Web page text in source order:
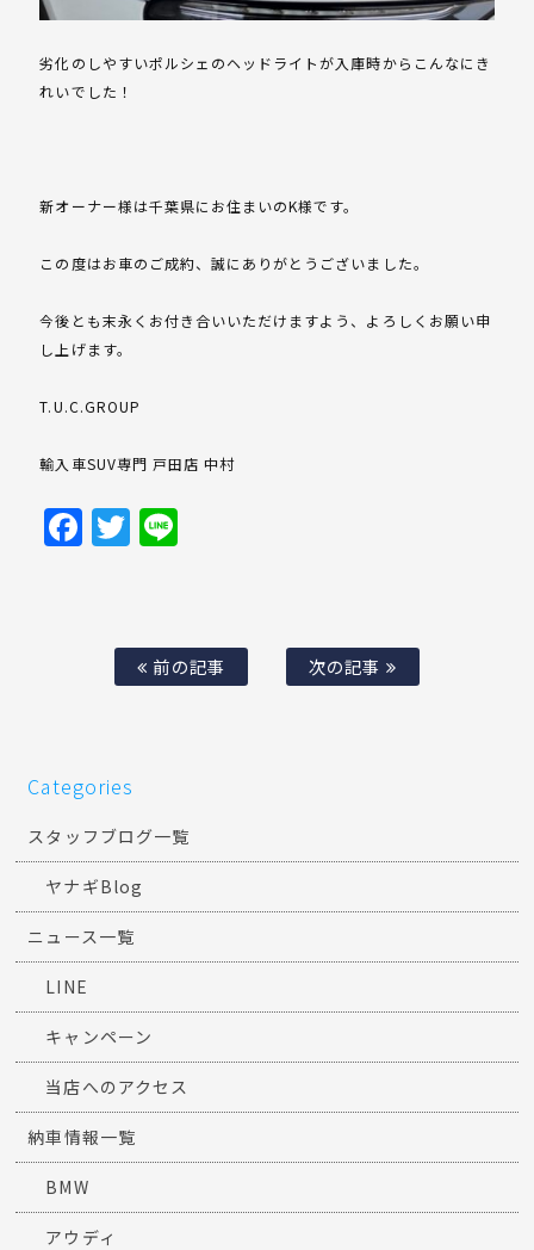
劣化のしやすいポルシェのヘッドライトが入庫時からこんなにき
れいでした！
新オーナー様は千葉県にお住まいのK様です。
この度はお車のご成約、誠にありがとうございました。
今後とも末永くお付き合いいただけますよう、よろしくお願い申
し上げます。
T.U.C.GROUP
輸入車SUV専門 戸田店 中村
Facebook
Twitter
前の記事 次の記事
Categories
スタッフブログ一覧
ヤナギBlog
ニュース一覧
LINE
キャンペーン
当店へのアクセス
納車情報一覧
BMW
アウディ